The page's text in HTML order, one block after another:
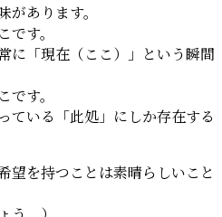
があります。
す。
に「現在（ここ）」という瞬間
す。
ている「此処」にしか存在する
望を持つことは素晴らしいこと